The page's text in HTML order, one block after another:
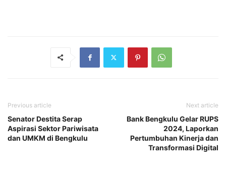
Previous article
Senator Destita Serap
Aspirasi Sektor Pariwisata
dan UMKM di Bengkulu
Next article
Bank Bengkulu Gelar RUPS
2024, Laporkan
Pertumbuhan Kinerja dan
Transformasi Digital